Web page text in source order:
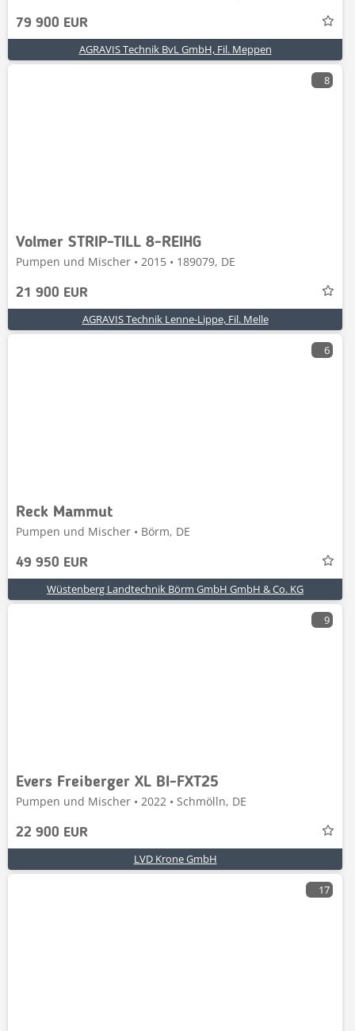
79 900 EUR
AGRAVIS Technik BvL GmbH, Fil. Meppen
8
Volmer STRIP-TILL 8-REIHG
Pumpen und Mischer • 2015 • 189079, DE
21 900 EUR
AGRAVIS Technik Lenne-Lippe, Fil. Melle
6
Reck Mammut
Pumpen und Mischer • Börm, DE
49 950 EUR
Wüstenberg Landtechnik Börm GmbH GmbH & Co. KG
9
Evers Freiberger XL BI-FXT25
Pumpen und Mischer • 2022 • Schmölln, DE
22 900 EUR
LVD Krone GmbH
17